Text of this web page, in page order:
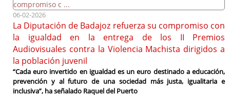
06-02-2026
La Diputación de Badajoz refuerza su compromiso con
la igualdad en la entrega de los II Premios
Audiovisuales contra la Violencia Machista dirigidos a
la población juvenil
“Cada euro invertido en igualdad es un euro destinado a educación,
prevención y al futuro de una sociedad más justa, igualitaria e
inclusiva”, ha señalado Raquel del Puerto